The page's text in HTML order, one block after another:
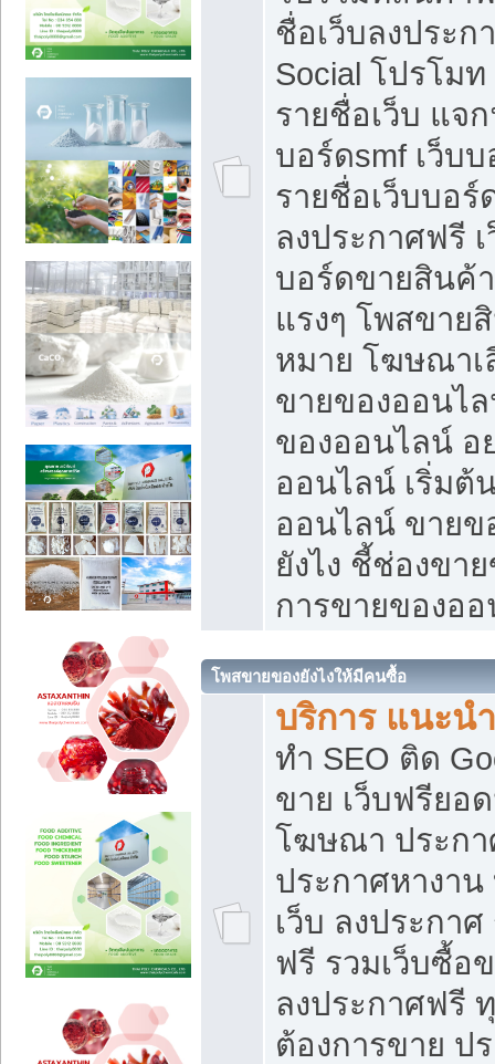
ชื่อเว็บลงประ
Social โปรโม
รายชื่อเว็บ แจ
บอร์ดsmf เว็บ
รายชื่อเว็บบอ
ลงประกาศฟรี
บอร์ดขายสินค้
แรงๆ โพสขาย
หมาย โฆษณาเ
ขายของออนไ
ของออนไลน์ อ
ออนไลน์ เริ่มต้
ออนไลน์ ขายข
ยังไง ชี้ช่องขา
การขายของอ
โพสขายของยังไงให้มีคนซื้อ
บริการ แนะน
ทำ SEO ติด
ขาย เว็บฟรียอ
โฆษณา ประกา
ประกาศหางา
เว็บ ลงประกา
ฟรี รวมเว็บซื้อ
ลงประกาศฟรี
ต้องการขาย ป